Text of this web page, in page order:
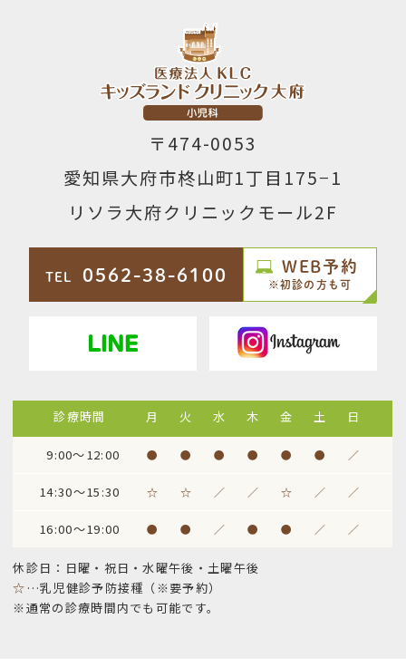
〒474-0053
愛知県大府市柊山町1丁目175−1
リソラ大府クリニックモール2F
TEL 0562-38-6100 WEB予約
※初診の方も可
診療時間 月 火 水 木 金 土 日
9:00～12:00 ● ● ● ● ● ● ／
14:30～15:30 ☆ ☆ ／ ／ ☆ ／ ／
16:00～19:00 ● ● ／ ● ● ／ ／
休診日：日曜・祝日・水曜午後・土曜午後
☆ …乳児健診予防接種（※要予約）
※通常の診療時間内でも可能です。